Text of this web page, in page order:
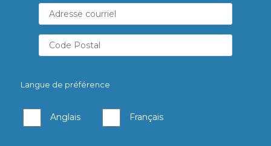
Langue de préférence
Anglais Français